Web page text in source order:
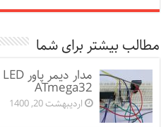
مطالب بیشتر برای شما
ATmega32
اردیبهشت 20, 1400